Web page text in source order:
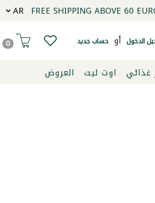
FREE SHIPPING ABOVE 60
الدخول أو حساب جديد 0
غذائي اوت ليت
العروض